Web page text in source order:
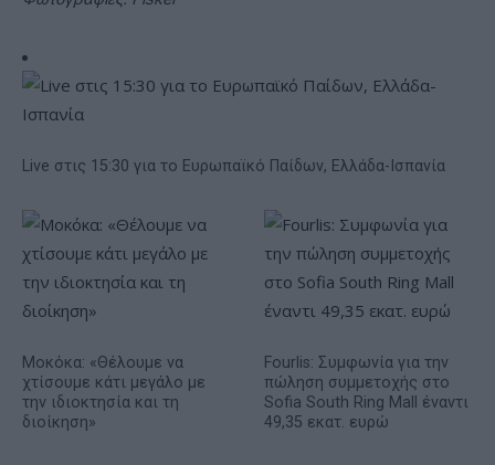
Live στις 15:30 για το Ευρωπαϊκό Παίδων, Ελλάδα-Ισπανία
Μοκόκα: «Θέλουμε να
χτίσουμε κάτι μεγάλο με
την ιδιοκτησία και τη
διοίκηση»
Fourlis: Συμφωνία για την
πώληση συμμετοχής στο
Sofia South Ring Mall έναντι
49,35 εκατ. ευρώ